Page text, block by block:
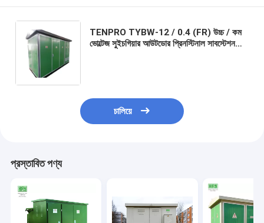
TENPRO TYBW-12 / 0.4 (FR) উচ্চ / কম
ভোল্টেজ সুইচগিয়ার আউটডোর প্রিনস্টিনাল সাবস্টেশন
চালিয়ে
প্রস্তাবিত পণ্য